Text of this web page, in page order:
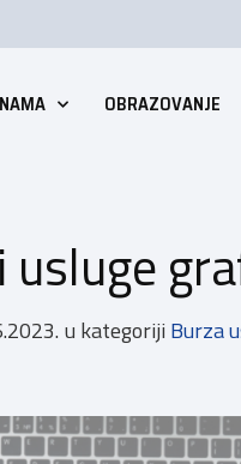
OBRAZOVANJE
u kategoriji Burza